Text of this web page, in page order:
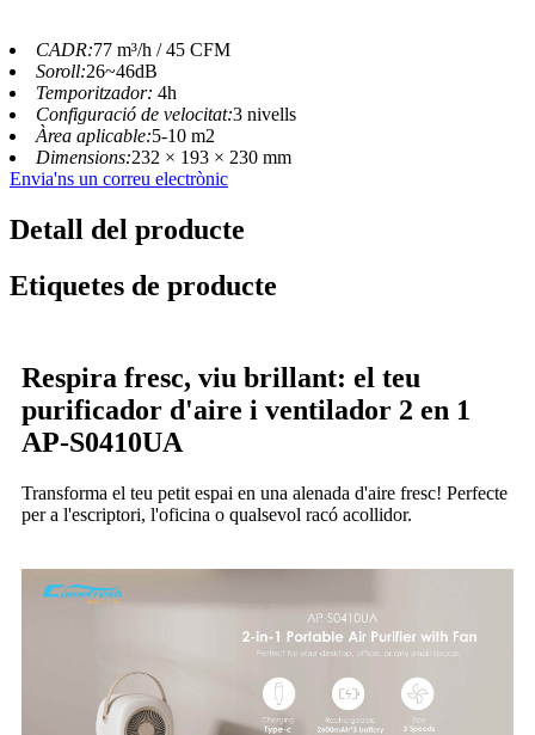
CADR:77 m³/h / 45 CFM
Soroll:26~46dB
Temporitzador: 4h
Configuració de velocitat:3 nivells
Àrea aplicable:5-10 m2
Dimensions:232 × 193 × 230 mm
Envia'ns un correu electrònic
Detall del producte
Etiquetes de producte
Respira fresc, viu brillant: el teu
purificador d'aire i ventilador 2 en 1
AP-S0410UA
Transforma el teu petit espai en una alenada d'aire fresc! Perfecte
per a l'escriptori, l'oficina o qualsevol racó acollidor.